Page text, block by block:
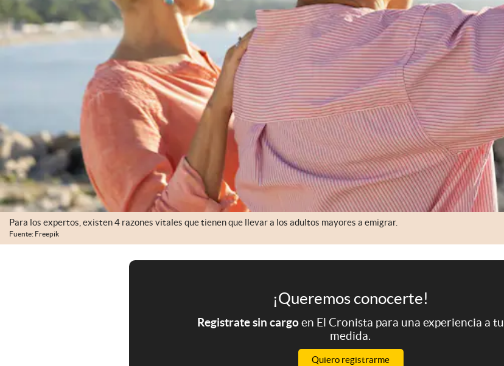
Para los expertos, existen 4 razones vitales que tienen que llevar a los adultos mayores a emigrar.
Fuente: Freepik
¡Queremos conocerte!
Registrate sin cargoen El Cronista para una experiencia a tu
medida.
Quiero registrarme